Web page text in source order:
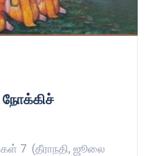
7 (தீராநதி, ஜூலை